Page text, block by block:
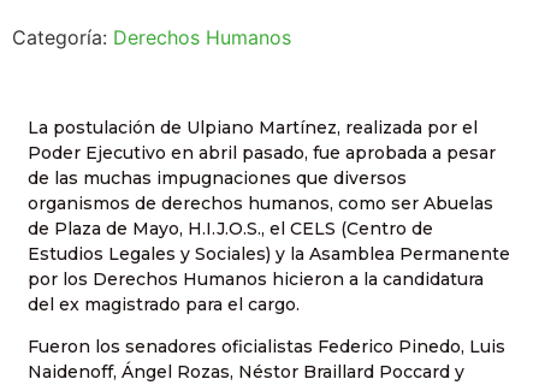
Categoría: Derechos Humanos
La postulación de Ulpiano Martínez, realizada por el
Poder Ejecutivo en abril pasado, fue aprobada a pesar
de las muchas impugnaciones que diversos
organismos de derechos humanos, como ser Abuelas
de Plaza de Mayo, H.I.J.O.S., el CELS (Centro de
Estudios Legales y Sociales) y la Asamblea Permanente
por los Derechos Humanos hicieron a la candidatura
del ex magistrado para el cargo.
Fueron los senadores oficialistas Federico Pinedo, Luis
Naidenoff, Ángel Rozas, Néstor Braillard Poccard y